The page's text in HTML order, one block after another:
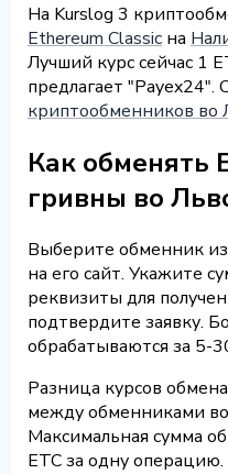
На Kurslog 3
Ethereum Classic на
Лучший курс сейчас 1
предлагает
криптообменников во
Как обменять
гривны во
Выберите обменник
на его сайт. Укажите
реквизиты для
подтвердите заявку.
обрабатываются за 5-
Разница курсов
между обменниками во
Максимальная сумма
ETC за одну операцию.